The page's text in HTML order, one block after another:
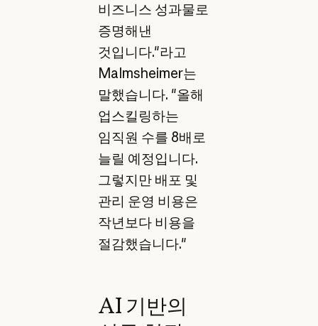
비즈니스 성과물로
증명해낸
것입니다."라고
Malmsheimer는
말했습니다. "올해
업스킬링하는
임직원 수를 8배로
늘릴 예정입니다.
그렇지만 배포 및
관리 운영 비용은
작년보다 비용을
절감했습니다."
AI 기반의